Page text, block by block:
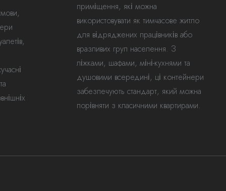
приміщення, які можна
використовувати як тимчасове житло
для відряджених працівників або
вразливих груп населення. З
ліжками, шафами, міні-кухнями та
душовими всередині, ці контейнери
забезпечують стандарт, який можна
порівняти з класичними квартирами.
Електронна пошта *